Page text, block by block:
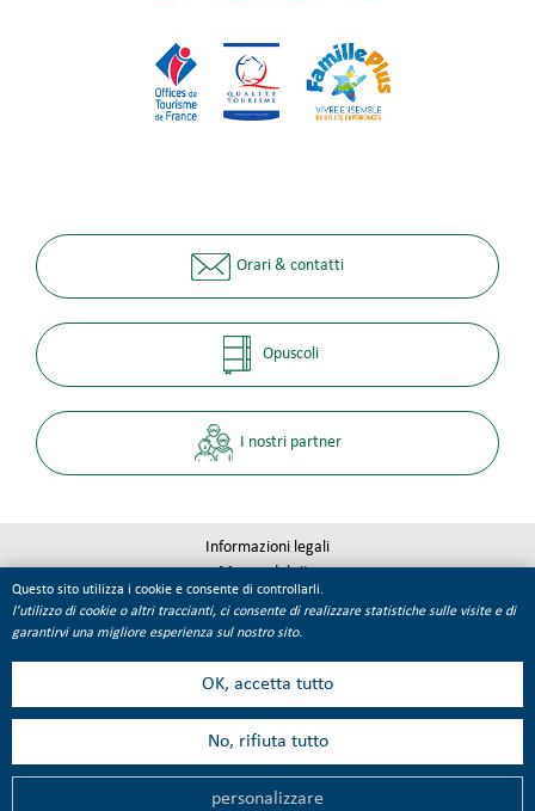
Orari & contatti
Opuscoli
I nostri partner
Informazioni legali
Mappa del sito
Qualité Tourisme
Gestione dei cookie
Questo sito utilizza i cookie e consente di controllarli.
l'utilizzo di cookie o altri traccianti, ci consente di realizzare statistiche sulle visite e di
garantirvi una migliore esperienza sul nostro sito.
OK, accetta tutto
No, rifiuta tutto
personalizzare